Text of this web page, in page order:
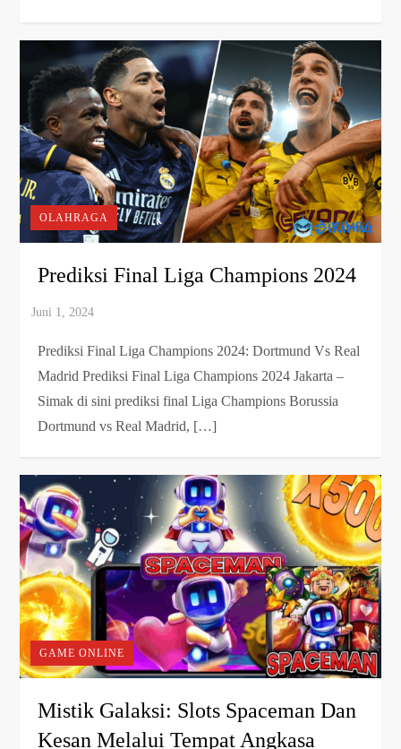
OLAHRAGA
Prediksi Final Liga Champions 2024
Prediksi Final Liga Champions 2024: Dortmund Vs Real
Madrid Prediksi Final Liga Champions 2024 Jakarta –
Simak di sini prediksi final Liga Champions Borussia
Dortmund vs Real Madrid, […]
GAME ONLINE
Mistik Galaksi: Slots Spaceman Dan
Kesan Melalui Tempat Angkasa